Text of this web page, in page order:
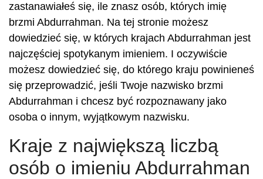
zastanawiałeś się, ile znasz osób, których imię
brzmi Abdurrahman. Na tej stronie możesz
dowiedzieć się, w których krajach Abdurrahman jest
najczęściej spotykanym imieniem. I oczywiście
możesz dowiedzieć się, do którego kraju powinieneś
się przeprowadzić, jeśli Twoje nazwisko brzmi
Abdurrahman i chcesz być rozpoznawany jako
osoba o innym, wyjątkowym nazwisku.
Kraje z największą liczbą
osób o imieniu Abdurrahman